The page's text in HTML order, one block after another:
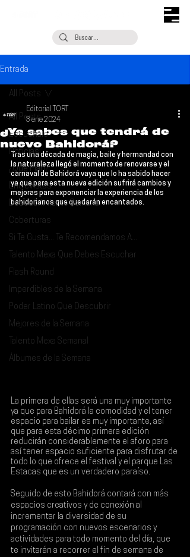
Entrada
All Posts
Escúchalo
Noticias
¿Qué Plan?
Entrevistas
Descubrimiento Semanal
Coberturas
Si Te Gusta... Te Recomendamos A...
Talento Mexa Que Debes Escuchar
Flash Round
Imperdibles de la Semana
Poder Latino Que Descubrir
Mejores de la Semana
Talento Mexa Semanal
Álbumes de la Semana
All Posts
¿Ya sabes que tendrá de
nuevo Bahidorá?
Editorial TORT
3 ene 2024
Tras una década de magia, baile y hermandad con
la naturaleza llegó el momento de renovarse y el
carnaval de Bahidorá vaya que lo ha sabido hacer
ya que para esta nueva edición sufrirá cambios y
mejoras para exponenciar la experiencia de los
bahidorianos que quedarán encantados.
La primera de ellas será una muy importante
ya que para Bahidorá la comodidad y el tener
espacio para bailar es muy importante, así
que para esta décimo primera edición
reducirán considerablemente el aforo para
así tener espacio suficiente para disfrutar de
todo lo que ofrece el festival y el parque Las
Estacas que es un verdadero paraíso.
Seguido de esto Bahidorá contará con más
espacios creativos y de conexión al
incrementar la diversidad de su
programación con nuevos escenarios y
actividades para todo momento del día, que
te invitarán a recorrer el fin de semana de